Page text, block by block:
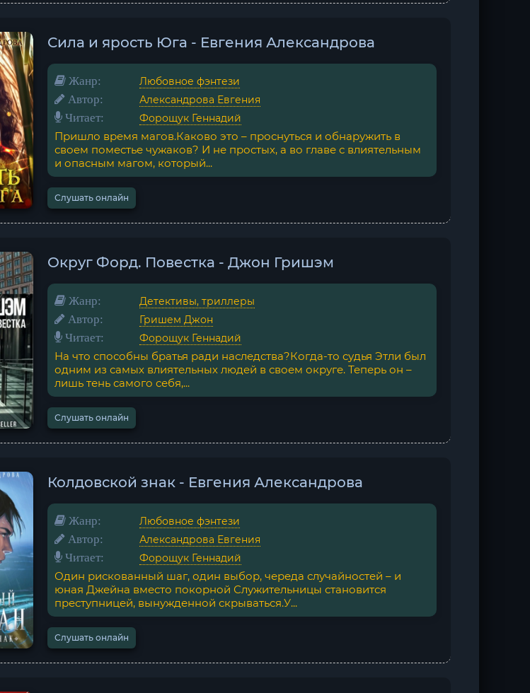
Сила и ярость Юга - Евгения Александрова
Жанр: Любовное фэнтези
Автор: Александрова Евгения
Читает: Форощук Геннадий
Пришло время магов.Каково это – проснуться и обнаружить в
своем поместье чужаков? И не простых, а во главе с влиятельным
и опасным магом, который...
Слушать онлайн
Округ Форд. Повестка - Джон Гришэм
Жанр: Детективы, триллеры
Автор: Гришем Джон
Читает: Форощук Геннадий
На что способны братья ради наследства?Когда-то судья Этли был
одним из самых влиятельных людей в своем округе. Теперь он –
лишь тень самого себя,...
Слушать онлайн
Колдовской знак - Евгения Александрова
Жанр: Любовное фэнтези
Автор: Александрова Евгения
Читает: Форощук Геннадий
Один рискованный шаг, один выбор, череда случайностей – и
юная Джейна вместо покорной Служительницы становится
преступницей, вынужденной скрываться.У...
Слушать онлайн